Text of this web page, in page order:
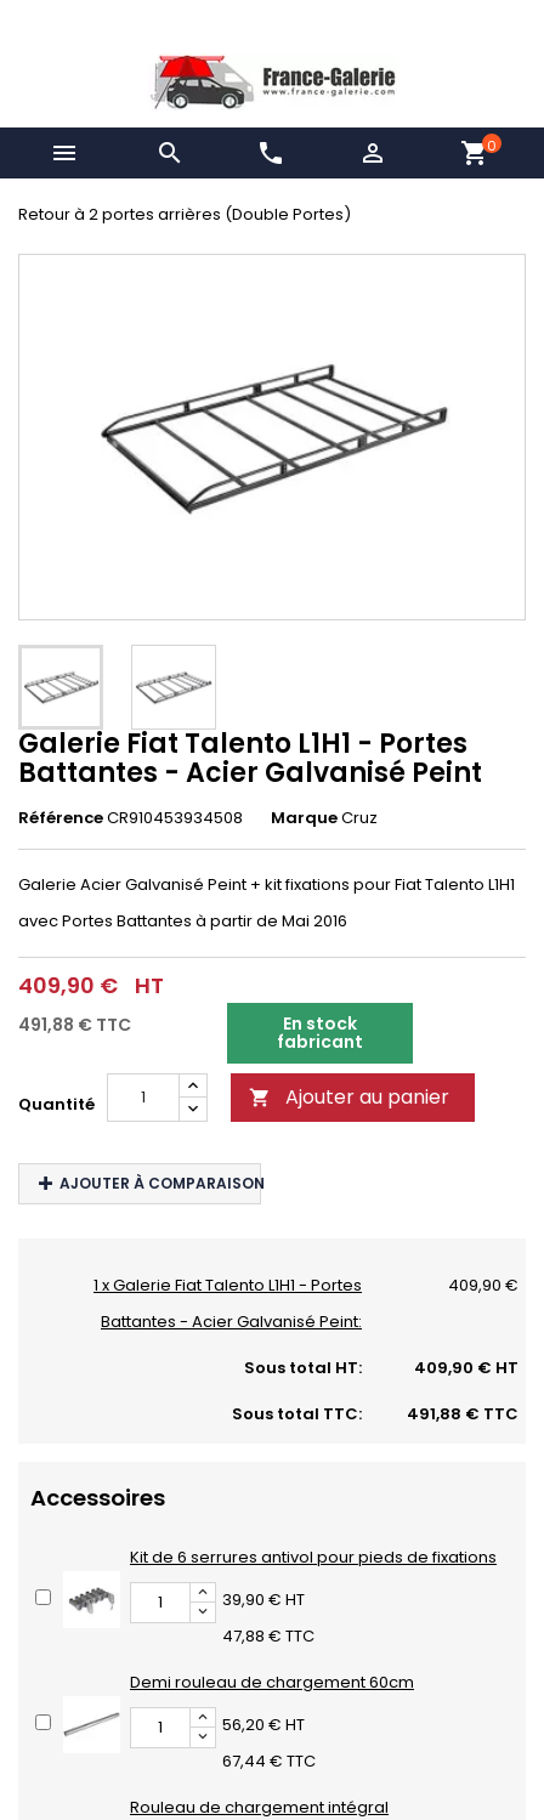
  phone  shopping_cart0
Retour à 2 portes arrières (Double Portes)
Galerie Fiat Talento L1H1 - Portes
Battantes - Acier Galvanisé Peint
RéférenceCR910453934508 MarqueCruz
Galerie Acier Galvanisé Peint + kit fixations pour Fiat Talento L1H1
avec Portes Battantes à partir de Mai 2016
409,90 € HT
491,88 € TTC En stock
fabricant
Quantité  Ajouter au panier
AJOUTER À COMPARAISON
1 x Galerie Fiat Talento L1H1 - Portes
Battantes - Acier Galvanisé Peint:
409,90 €
Sous total HT:
409,90 € HT
Sous total TTC:
491,88 € TTC
Accessoires
Kit de 6 serrures antivol pour pieds de fixations
39,90 € HT
47,88 € TTC
Demi rouleau de chargement 60cm
56,20 € HT
67,44 € TTC
Rouleau de chargement intégral